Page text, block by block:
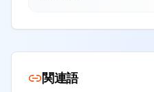
関連語